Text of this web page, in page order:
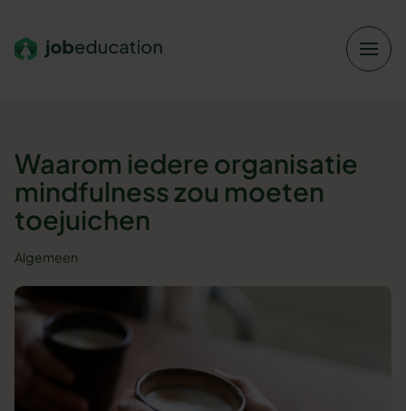
Waarom iedere organisatie
mindfulness zou moeten
toejuichen
Algemeen